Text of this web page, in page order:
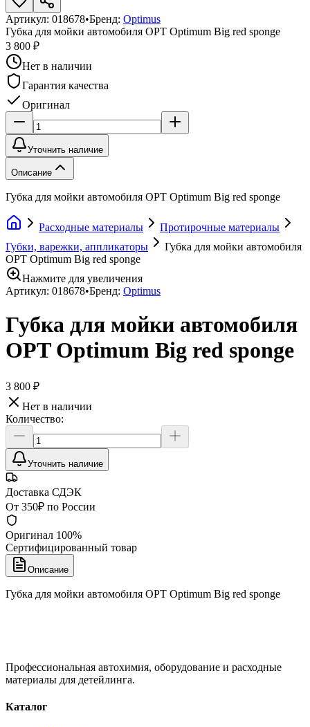
Артикул: 018678•Бренд: Optimus
Губка для мойки автомобиля OPT Optimum Big red sponge
3 800 ₽
Нет в наличии
Гарантия качества
Оригинал
Уточнить наличие
Описание
Губка для мойки автомобиля OPT Optimum Big red sponge
Расходные материалы
Протирочные материалы
Губки, варежки, аппликаторы
Губка для мойки автомобиля
OPT Optimum Big red sponge
Нажмите для увеличения
Артикул: 018678•Бренд: Optimus
Губка для мойки автомобиля
OPT Optimum Big red sponge
3 800 ₽
Нет в наличии
Количество:
Уточнить наличие
Доставка СДЭК
От 350₽ по России
Оригинал 100%
Сертифицированный товар
Описание
Губка для мойки автомобиля OPT Optimum Big red sponge
Профессиональная автохимия, оборудование и расходные
материалы для детейлинга.
Каталог